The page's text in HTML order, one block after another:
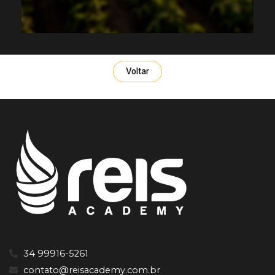
Voltar
34 99916-5261
contato@reisacademy.com.br